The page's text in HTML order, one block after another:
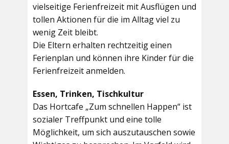
vielseitige Ferienfreizeit mit Ausflügen und
tollen Aktionen für die im Alltag viel zu
wenig Zeit bleibt.
Die Eltern erhalten rechtzeitig einen
Ferienplan und können ihre Kinder für die
Ferienfreizeit anmelden.
Essen, Trinken, Tischkultur
Das Hortcafe „Zum schnellen Happen“ ist
sozialer Treffpunkt und eine tolle
Möglichkeit, um sich auszutauschen sowie